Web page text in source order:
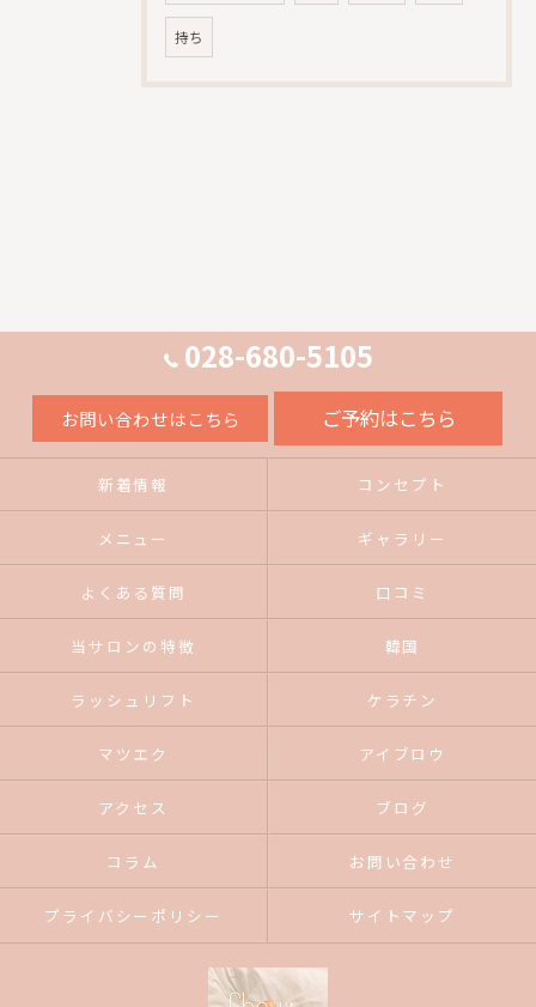
持ち
028-680-5105
お問い合わせはこちら ご予約はこちら
新着情報 コンセプト
メニュー ギャラリー
よくある質問 口コミ
当サロンの特徴 韓国
ラッシュリフト ケラチン
マツエク アイブロウ
アクセス ブログ
コラム お問い合わせ
プライバシーポリシー サイトマップ